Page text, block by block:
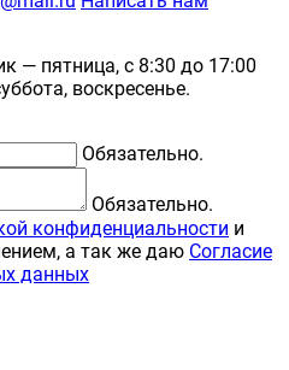
— пятница, с 8:30 до 17:00
воскресенье.
Обязательно.
Обязательно.
конфиденциальности и
а так же даю Согласие
данных